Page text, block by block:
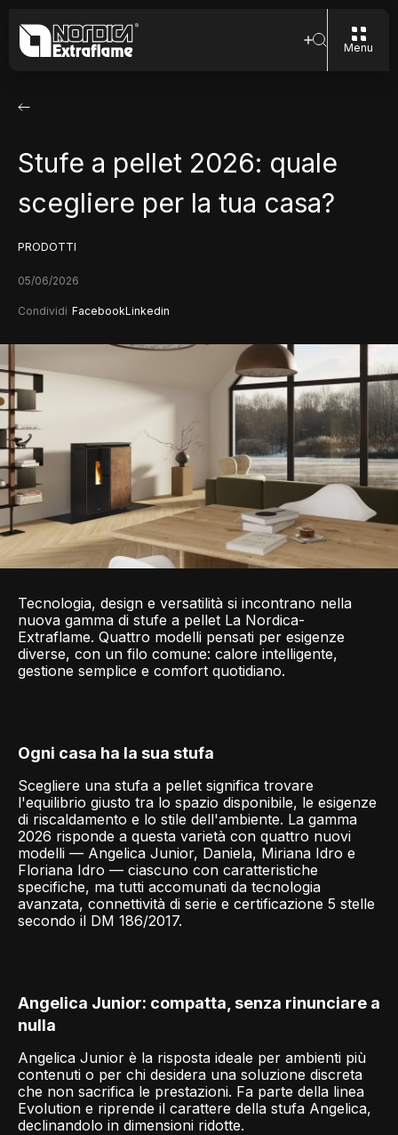
Menu
Stufe a pellet 2026: quale
scegliere per la tua casa?
PRODOTTI
05/06/2026
Condividi FacebookLinkedin
Tecnologia, design e versatilità si incontrano nella
nuova gamma di stufe a pellet La Nordica-
Extraflame. Quattro modelli pensati per esigenze
diverse, con un filo comune: calore intelligente,
gestione semplice e comfort quotidiano.
Ogni casa ha la sua stufa
Scegliere una stufa a pellet significa trovare
l'equilibrio giusto tra lo spazio disponibile, le esigenze
di riscaldamento e lo stile dell'ambiente. La gamma
2026 risponde a questa varietà con quattro nuovi
modelli — Angelica Junior, Daniela, Miriana Idro e
Floriana Idro — ciascuno con caratteristiche
specifiche, ma tutti accomunati da tecnologia
avanzata, connettività di serie e certificazione 5 stelle
secondo il DM 186/2017.
Angelica Junior: compatta, senza rinunciare a
nulla
Angelica Junior è la risposta ideale per ambienti più
contenuti o per chi desidera una soluzione discreta
che non sacrifica le prestazioni. Fa parte della linea
Evolution e riprende il carattere della stufa Angelica,
declinandolo in dimensioni ridotte.